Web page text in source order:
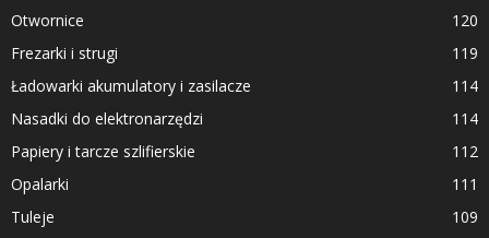
Otwornice
120
Frezarki i strugi
119
Ładowarki akumulatory i zasilacze
114
Nasadki do elektronarzędzi
114
Papiery i tarcze szlifierskie
112
Opalarki
111
Tuleje
109